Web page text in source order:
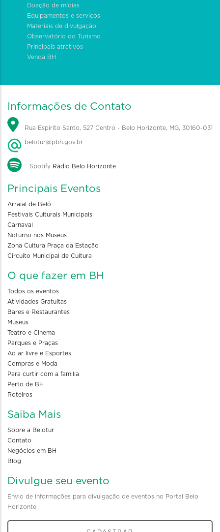
Doação de mídias
Equipamentos e serviços
Materiais de divulgação
Observatório do Turismo
Principais atrativos
Venda BH
Informações de Contato
Rua Espírito Santo, 527 Centro - Belo Horizonte, MG, 30160-031
belotur@pbh.gov.br
Spotify Rádio Belo Horizonte
Principais Eventos
Arraial de Belô
Festivais Culturais Municipais
Carnaval
Noturno nos Museus
Zona Cultura Praça da Estação
Circuito Municipal de Cultura
O que fazer em BH
Todos os eventos
Atividades Gratuitas
Bares e Restaurantes
Museus
Teatro e Cinema
Parques e Praças
Ao ar livre e Esportes
Compras e Moda
Para curtir com a familia
Perto de BH
Roteiros
Saiba Mais
Sobre a Belotur
Contato
Negócios em BH
Blog
Divulgue seu evento
Envio de informações para divulgação de eventos no Portal Belo
Horizonte